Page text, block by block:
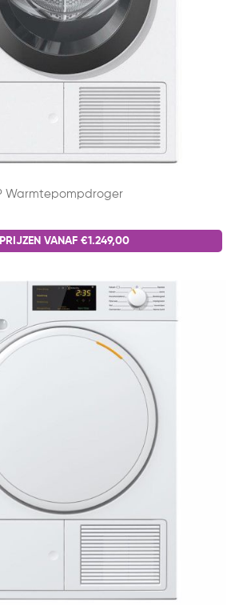
Warmtepompdroger
PRIJZEN VANAF €1.249,00